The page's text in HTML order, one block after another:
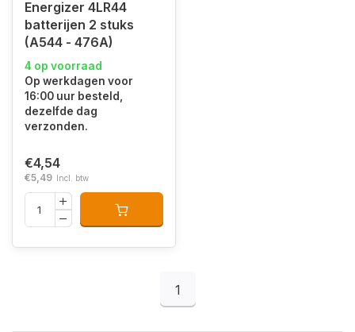
Energizer 4LR44
batterijen 2 stuks
(A544 - 476A)
4 op voorraad
Op werkdagen voor
16:00 uur besteld,
dezelfde dag
verzonden.
€4,54
€5,49 Incl. btw
1